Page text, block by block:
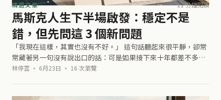
精選文章 11 分鐘閱讀
馬斯克人生下半場啟發：穩定不是
錯，但先問這 3 個新問題
「我現在這樣，其實也沒有不好。」 這句話聽起來很平靜，卻常
常藏著另一句沒有說出口的話：可是如果接下來十年都差不多，
我真的甘心嗎？ 很多人到了某個階段，工作穩定了，收入不算
林停雲 · 6月23日 · 16 次瀏覽